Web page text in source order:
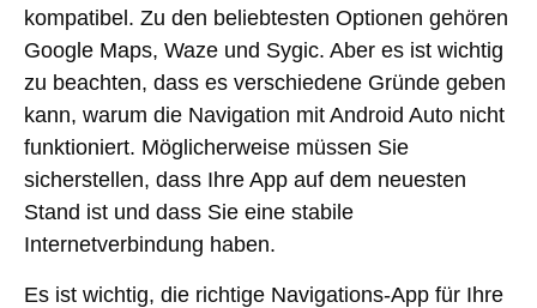
kompatibel. Zu den beliebtesten Optionen gehören
Google Maps, Waze und Sygic. Aber es ist wichtig
zu beachten, dass es verschiedene Gründe geben
kann, warum die Navigation mit Android Auto nicht
funktioniert. Möglicherweise müssen Sie
sicherstellen, dass Ihre App auf dem neuesten
Stand ist und dass Sie eine stabile
Internetverbindung haben.
Es ist wichtig, die richtige Navigations-App für Ihre